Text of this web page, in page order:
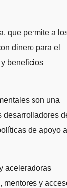
que permite a
dinero para el
beneficios
son una
desarrolladores
de apoyo a
aceleradoras
mentores y